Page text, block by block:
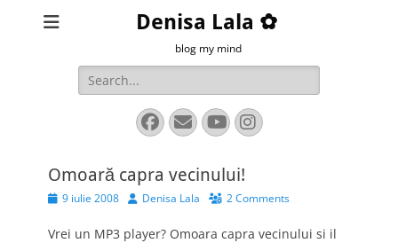
Denisa Lala ✿
blog my mind
Search
for:
Facebook
EmailYouTube
Instagram
Omoară capra vecinului!
Posted9 iulie 2008 AuthorDenisa Lala 2 Comments
Vrei un MP3 player? Omoara capra vecinului si il